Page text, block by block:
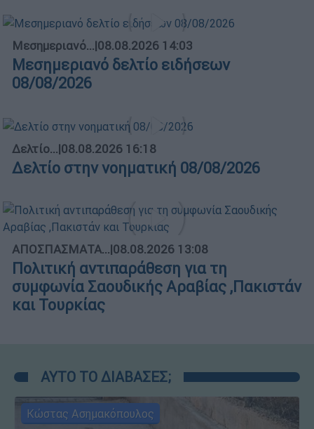
Μεσημεριανό...|08.08.2026 14:03
Μεσημεριανό δελτίο ειδήσεων
08/08/2026
Δελτίο...|08.08.2026 16:18
Δελτίο στην νοηματική 08/08/2026
ΑΠΟΣΠΑΣΜΑΤΑ...|08.08.2026 13:08
Πολιτική αντιπαράθεση για τη
συμφωνία Σαουδικής Αραβίας ,Πακιστάν
και Τουρκίας
ΑΥΤΟ ΤΟ ΔΙΑΒΑΣΕΣ;
Κώστας Ασημακόπουλος